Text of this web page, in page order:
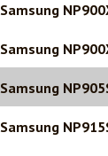
Samsung
Samsung
Samsung
Samsung